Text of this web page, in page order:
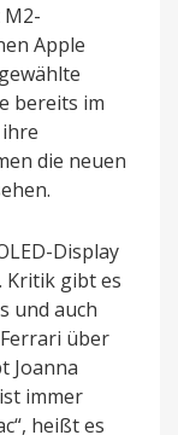
M2-
Apple
bereits im
die neuen
Display
Kritik gibt es
und auch
über
Joanna
immer
heißt es